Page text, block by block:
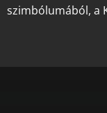
szimbólumából, a